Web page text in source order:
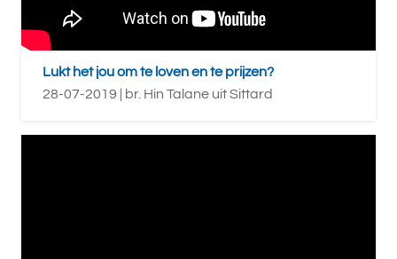
Lukt het jou om te loven en te prijzen?
28-07-2019 | br. Hin Talane uit Sittard